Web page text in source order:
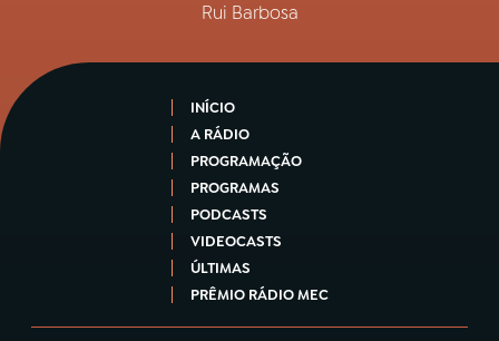
Rui Barbosa
INÍCIO
A RÁDIO
PROGRAMAÇÃO
PROGRAMAS
PODCASTS
VIDEOCASTS
ÚLTIMAS
PRÊMIO RÁDIO MEC